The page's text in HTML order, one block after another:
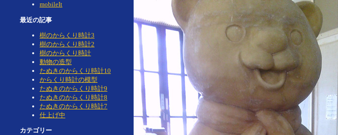
mobileIt
最近の記事
樹のからくり時計3
樹のからくり時計2
樹のからくり時計
動物の造型
たぬきのからくり時計10
からくり時計の模型
たぬきのからくり時計9
たぬきのからくり時計8
たぬきのからくり時計7
仕上げ中
カテゴリー